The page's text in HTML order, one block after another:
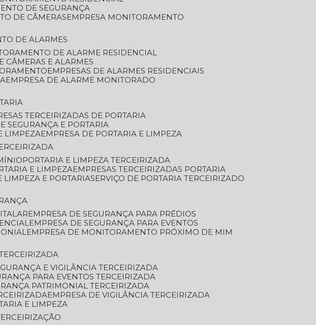
DE SEGURANÇA
DE CÂMERAS
EMPRESA MONITORAMENTO
DE ALARMES
DE ALARME RESIDENCIAL
CÂMERAS E ALARMES
EMPRESAS DE ALARMES RESIDENCIAIS
EMPRESA DE ALARME MONITORADO
TERCEIRIZADAS DE PORTARIA
SEGURANÇA E PORTARIA
LIMPEZA
EMPRESA DE PORTARIA E LIMPEZA
PORTARIA E LIMPEZA TERCEIRIZADA
E LIMPEZA
EMPRESAS TERCEIRIZADAS PORTARIA
LIMPEZA E PORTARIA SERVIÇO DE PORTARIA TERCEIRIZADO
EMPRESA DE SEGURANÇA PARA PRÉDIOS
EMPRESA DE SEGURANÇA PARA EVENTOS
EMPRESA DE MONITORAMENTO PRÓXIMO DE MIM
E VIGILÂNCIA TERCEIRIZADA
PARA EVENTOS TERCEIRIZADA
PATRIMONIAL TERCEIRIZADA
EMPRESA DE VIGILÂNCIA TERCEIRIZADA
E LIMPEZA